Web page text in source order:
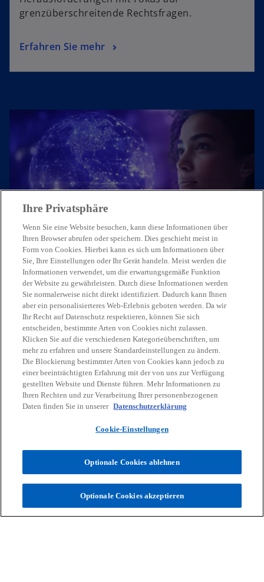
grenzüberschreitende Rechtsfragen.
Erfahren Sie mehr
Treten Sie mit uns in Kontakt
Unsere Expert:innen freuen sich,
von Ihnen zu hören.
Kontaktieren Sie uns
Kontakt
w
i
r
w
i
r
w
i
r
w
i
r
w
r
Rechtliche HinweiseDatenschutzBarrierefreiheitHilfeImpressum
Ihre Privatsphäre
Wenn Sie eine Website besuchen, kann diese Informationen über
Ihren Browser abrufen oder speichern. Dies geschieht meist in
Form von Cookies. Hierbei kann es sich um Informationen über
Sie, Ihre Einstellungen oder Ihr Gerät handeln. Meist werden die
Informationen verwendet, um die erwartungsgemäße Funktion
der Website zu gewährleisten. Durch diese Informationen werden
Sie normalerweise nicht direkt identifiziert. Dadurch kann Ihnen
aber ein personalisierteres Web-Erlebnis geboten werden. Da wir
Ihr Recht auf Datenschutz respektieren, können Sie sich
entscheiden, bestimmte Arten von Cookies nicht zulassen.
Klicken Sie auf die verschiedenen Kategorieüberschriften, um
mehr zu erfahren und unsere Standardeinstellungen zu ändern.
Die Blockierung bestimmter Arten von Cookies kann jedoch zu
einer beeinträchtigten Erfahrung mit der von uns zur Verfügung
gestellten Website und Dienste führen. Mehr Informationen zu
Ihren Rechten und zur Verarbeitung Ihrer personenbezogenen
Daten finden Sie in unserer Datenschutzerklärung
Cookie-Einstellungen
Optionale Cookies ablehnen
Optionale Cookies akzeptieren